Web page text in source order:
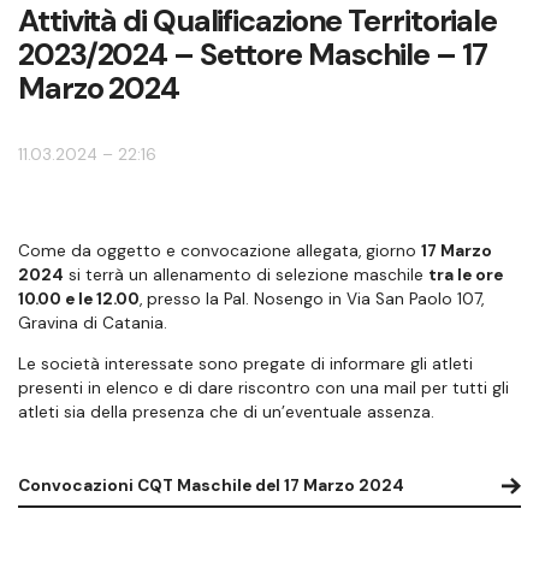
Attività di Qualificazione Territoriale
2023/2024 – Settore Maschile – 17
Marzo 2024
11.03.2024 – 22:16
Come da oggetto e convocazione allegata, giorno 17 Marzo
2024 si terrà un allenamento di selezione maschile tra le ore
10.00 e le 12.00, presso la Pal. Nosengo in Via San Paolo 107,
Gravina di Catania.
Le società interessate sono pregate di informare gli atleti
presenti in elenco e di dare riscontro con una mail per tutti gli
atleti sia della presenza che di un’eventuale assenza.
Convocazioni CQT Maschile del 17 Marzo 2024